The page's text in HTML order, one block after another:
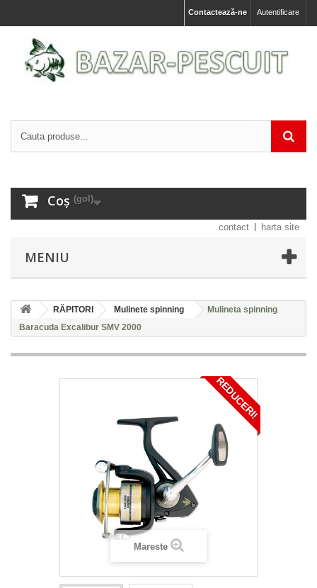
Autentificare
Contactează-ne
Coș (gol)
contact harta site
MENIU
RĂPITORI Mulinete spinning
Mulineta spinning
Baracuda Excalibur SMV 2000
REDUCERI!
Mareste